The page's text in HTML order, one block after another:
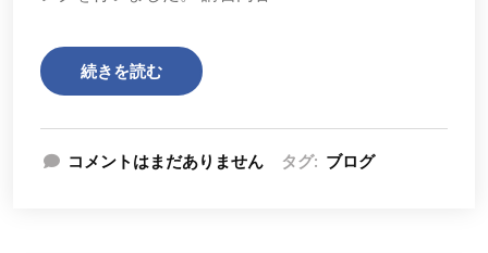
続きを読む
コメントはまだありません タグ: ブログ